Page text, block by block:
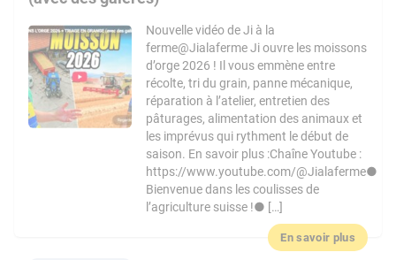
Nouvelle vidéo de Ji à la
ferme@Jialaferme Ji ouvre les moissons
d’orge 2026 ! Il vous emmène entre
récolte, tri du grain, panne mécanique,
réparation à l’atelier, entretien des
pâturages, alimentation des animaux et
les imprévus qui rythment le début de
saison. En savoir plus :Chaîne Youtube :
https://www.youtube.com/@Jialaferme●
Bienvenue dans les coulisses de
l’agriculture suisse !● […]
En savoir plus